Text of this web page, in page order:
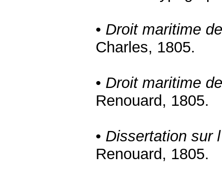
• Droit maritime
Charles, 1805.
• Droit maritime
Renouard, 1805.
• Dissertation sur
Renouard, 1805.